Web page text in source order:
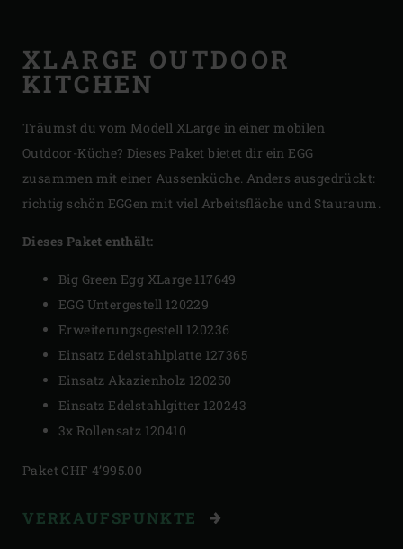
XLARGE OUTDOOR
KITCHEN
Träumst du vom Modell XLarge in einer mobilen
Outdoor-Küche? Dieses Paket bietet dir ein EGG
zusammen mit einer Aussenküche. Anders ausgedrückt:
richtig schön EGGen mit viel Arbeitsfläche und Stauraum.
Dieses Paket enthält:
Big Green Egg XLarge 117649
EGG Untergestell 120229
Erweiterungsgestell 120236
Einsatz Edelstahlplatte 127365
Einsatz Akazienholz 120250
Einsatz Edelstahlgitter 120243
3x Rollensatz 120410
Paket CHF 4’995.00
VERKAUFSPUNKTE